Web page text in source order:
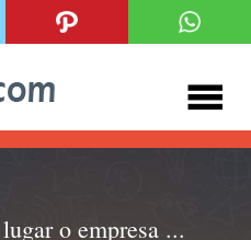
o empresa ...